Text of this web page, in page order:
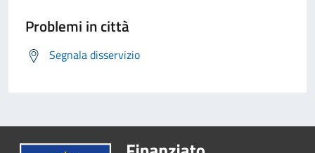
Problemi in città
Segnala disservizio